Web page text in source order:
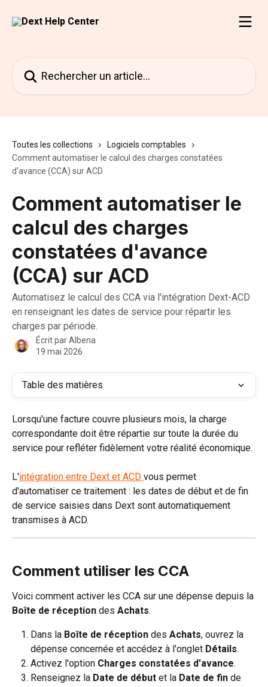
Toutes les collections
Logiciels comptables
Comment automatiser le calcul des charges constatées
d'avance (CCA) sur ACD
Comment automatiser le
calcul des charges
constatées d'avance
(CCA) sur ACD
Automatisez le calcul des CCA via l'intégration Dext-ACD
en renseignant les dates de service pour répartir les
charges par période.
Écrit parAlbena
19 mai 2026
Table des matières
Lorsqu'une facture couvre plusieurs mois, la charge
correspondante doit être répartie sur toute la durée du
service pour refléter fidèlement votre réalité économique.
L'intégration entre Dext et ACD vous permet
d'automatiser ce traitement : les dates de début et de fin
de service saisies dans Dext sont automatiquement
transmises à ACD.
Comment utiliser les CCA
Voici comment activer les CCA sur une dépense depuis la
Boîte de réception des Achats.
Dans la Boîte de réception des Achats, ouvrez la
dépense concernée et accédez à l'onglet Détails.
Activez l'option Charges constatées d'avance.
Renseignez la Date de début et la Date de fin de